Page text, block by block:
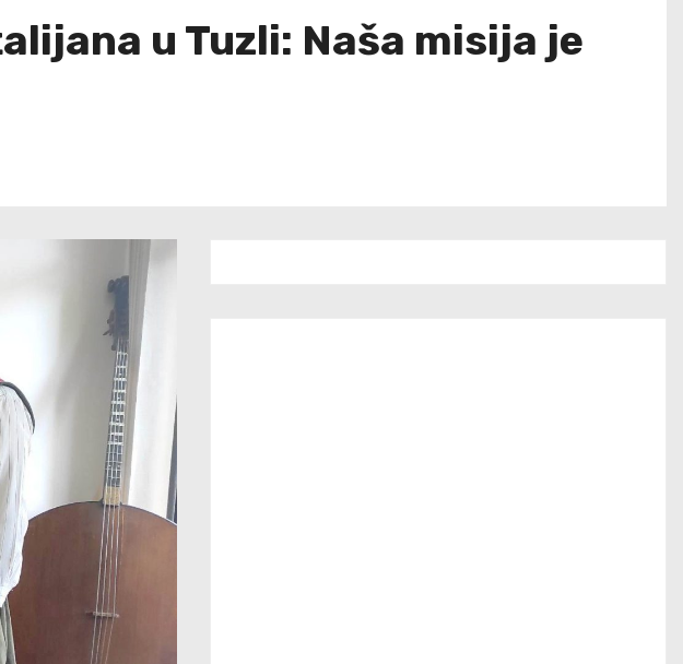
u Tuzli: Naša misija je